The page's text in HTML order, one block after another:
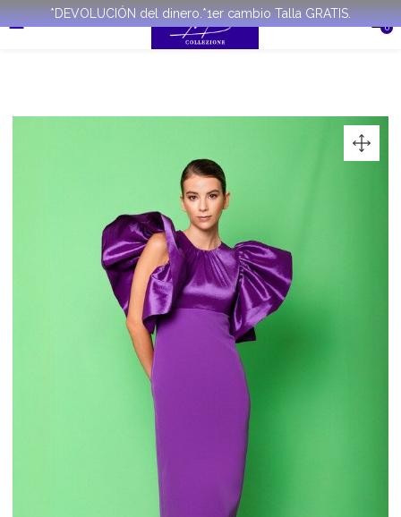
*DEVOLUCIÓN del dinero.*1er cambio Talla GRATIS.
0